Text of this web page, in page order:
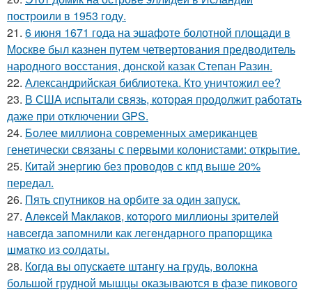
построили в 1953 году.
21. 6 июня 1671 года на эшафоте болотной площади в
Москве был казнен путем четвертования предводитель
народного восстания, донской казак Степан Разин.
22. Александрийская библиотека. Кто уничтожил ее?
23. В США испытали связь, которая продолжит работать
даже при отключении GPS.
24. Более миллиона современных американцев
генетически связаны с первыми колонистами: открытие.
25. Китай энергию без проводов с кпд выше 20%
передал.
26. Пять спутников на орбите за один запуск.
27. Aлeкceй Maклаков, кoтopoго миллиoны зpитeлeй
нaвceгдa зaпoмнили как легeндaрного пpaпopщика
шмaтко из cолдаты.
28. Когда вы опускаете штангу на грудь, волокна
большой грудной мышцы оказываются в фазе пикового